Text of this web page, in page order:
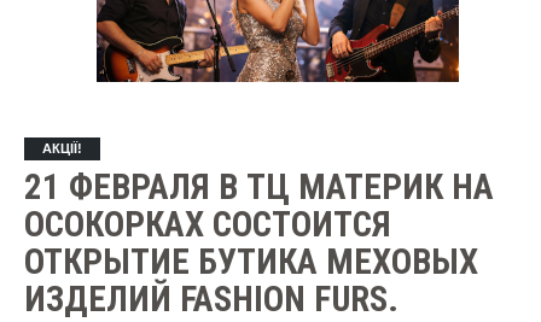
АКЦІЇ!
21 ФЕВРАЛЯ В ТЦ МАТЕРИК НА
ОСОКОРКАХ СОСТОИТСЯ
ОТКРЫТИЕ БУТИКА МЕХОВЫХ
ИЗДЕЛИЙ FASHION FURS.